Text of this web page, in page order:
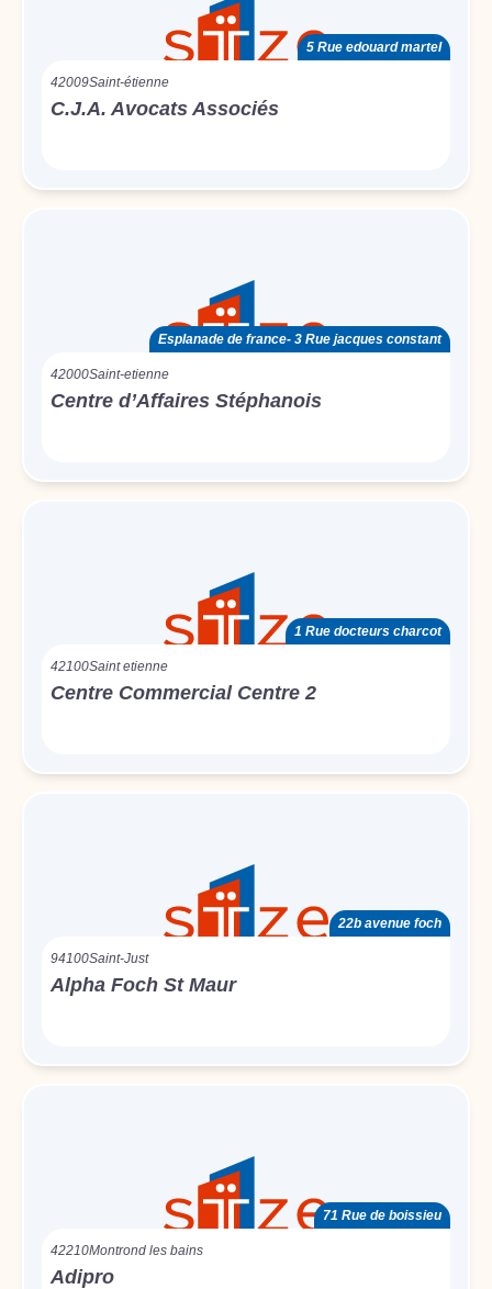
5 Rue edouard martel
42009Saint-étienne
C.J.A. Avocats Associés
Esplanade de france- 3 Rue jacques constant
42000Saint-etienne
Centre d’Affaires Stéphanois
1 Rue docteurs charcot
42100Saint etienne
Centre Commercial Centre 2
22b avenue foch
94100Saint-Just
Alpha Foch St Maur
71 Rue de boissieu
42210Montrond les bains
Adipro